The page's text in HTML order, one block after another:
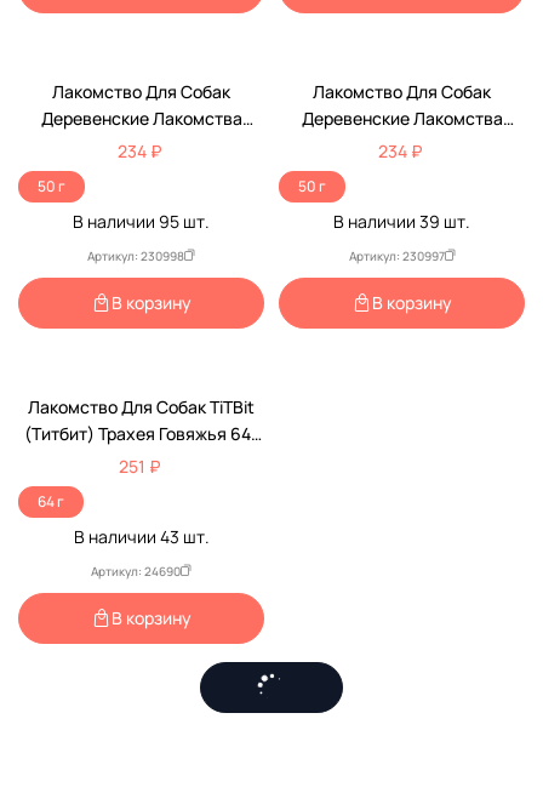
Лакомство Для Собак
Деревенские Лакомства
Трахея Говяжья С Мясом
Курицы Пакет 50г
234 ₽
50 г
В наличии 95 шт.
Артикул: 230998
В корзину
Лакомство Для Собак
Деревенские Лакомства
Трахея Говяжья С Мясом
Говядины Пакет 50г
234 ₽
50 г
В наличии 39 шт.
Артикул: 230997
В корзину
Лакомство Для Собак TiTBit
(Титбит) Трахея Говяжья 64г
0320
251 ₽
64 г
В наличии 43 шт.
Артикул: 24690
В корзину